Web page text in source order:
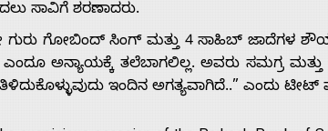
ಸಾವಿಗೆ ಶರಣಾದರು.‌
ಗುರು ಗೋಬಿಂದ್ ಸಿಂಗ್ ಮತ್ತು 4 ಸಾಹಿಬ್ ಜಾದೆಗಳ
ಅನ್ಯಾಯಕ್ಕೆ ತಲೆಬಾಗಲಿಲ್ಲ. ಅವರು ಸಮಗ್ರ ಮತ್ತು
ಇಂದಿನ ಅಗತ್ಯವಾಗಿದೆ..” ಎಂದು ಟೀಟ್‌